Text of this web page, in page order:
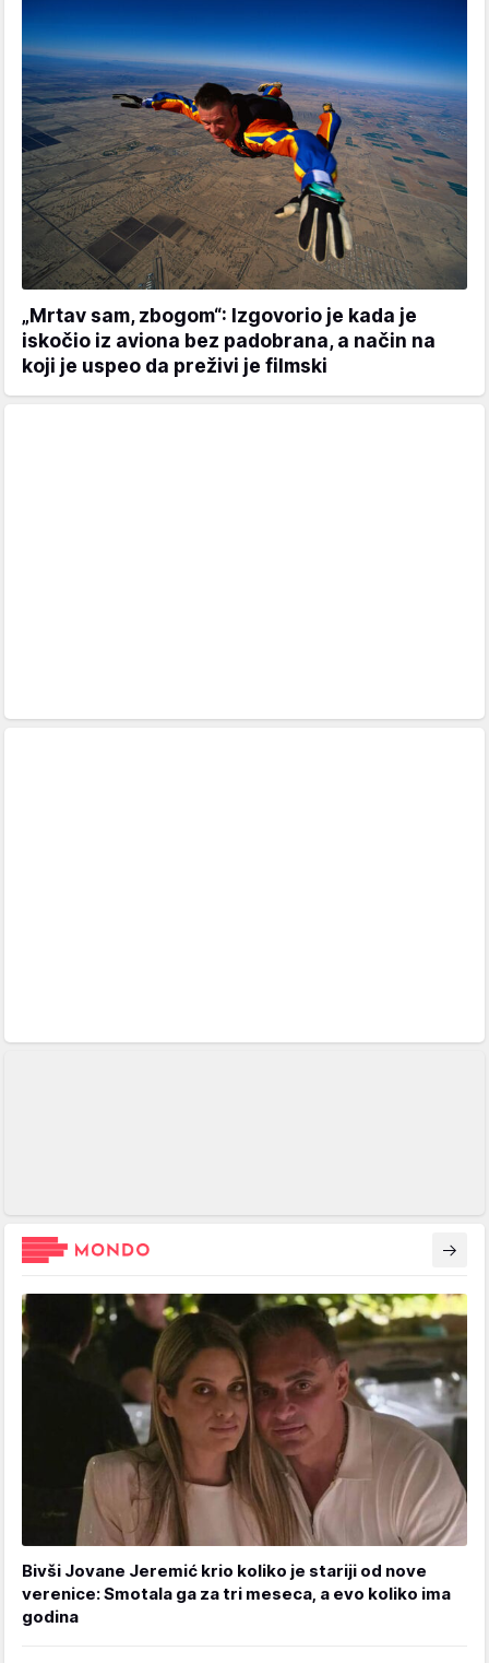
„Mrtav sam, zbogom“: Izgovorio je kada je
iskočio iz aviona bez padobrana, a način na
koji je uspeo da preživi je filmski
Bivši Jovane Jeremić krio koliko je stariji od nove
verenice: Smotala ga za tri meseca, a evo koliko ima
godina